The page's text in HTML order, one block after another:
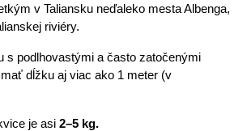
v Taliansku neďaleko mesta Albenga,
riviéry.
s podlhovastými a často zatočenými
dĺžku aj viac ako 1 meter (v
je asi 2–5 kg.